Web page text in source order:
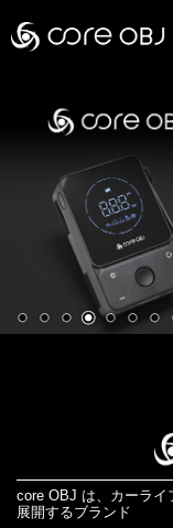
core OBJ は、カーライ
展開するブランド